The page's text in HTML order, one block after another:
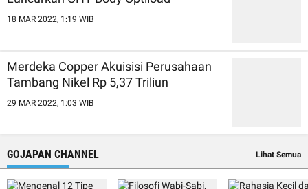
18 MAR 2022, 1:19 WIB
Merdeka Copper Akuisisi Perusahaan
Tambang Nikel Rp 5,37 Triliun
29 MAR 2022, 1:03 WIB
GOJAPAN CHANNEL Lihat Semua